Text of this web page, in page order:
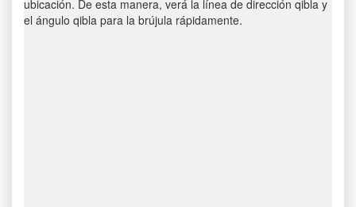
ubicación. De esta manera, verá la línea de dirección qibla y
el ángulo qibla para la brújula rápidamente.